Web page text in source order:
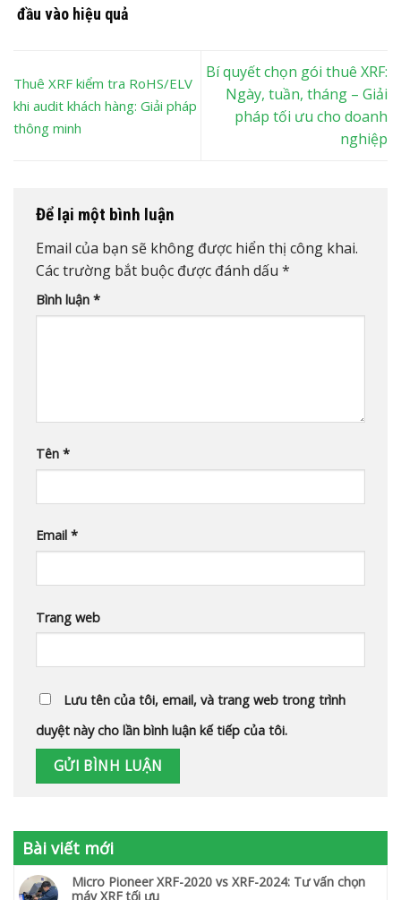
đầu vào hiệu quả
Thuê XRF kiểm tra RoHS/ELV
khi audit khách hàng: Giải pháp
thông minh
Bí quyết chọn gói thuê XRF:
Ngày, tuần, tháng – Giải
pháp tối ưu cho doanh
nghiệp
Để lại một bình luận
Email của bạn sẽ không được hiển thị công khai.
Các trường bắt buộc được đánh dấu *
Bình luận *
Tên *
Email *
Trang web
Lưu tên của tôi, email, và trang web trong trình
duyệt này cho lần bình luận kế tiếp của tôi.
Bài viết mới
Micro Pioneer XRF-2020 vs XRF-2024: Tư vấn chọn
máy XRF tối ưu